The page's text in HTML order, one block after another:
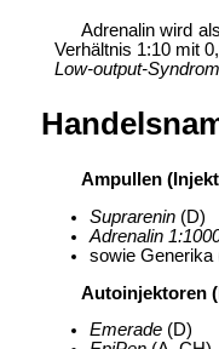
Adrenalin wird
Verhältnis 1:10 mit
Low-output-
Ampullen
Suprarenin(D)
Adrenalin
sowie Generika
Autoinjektoren
Emerade(D)